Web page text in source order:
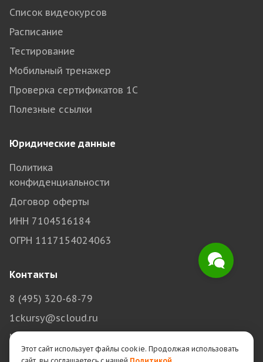
Список видеокурсов
Расписание
Тестирование
Мобильный тренажер
Проверка сертификатов 1С
Полезные ссылки
Юридические данные
Политика
конфиденциальности
Договор оферты
ИНН 7104516184
ОГРН 1117154024063
Контакты
8 (495) 320-68-79
1ckursy@scloud.ru
Москва, Авиамоторная, 69
Тула, Болдина, 98
Этот сайт использует файлы cookie. Продолжая использовать